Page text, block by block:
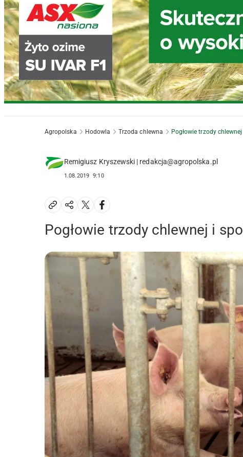
Agropolska Hodowla Trzoda chlewna Pogłowie trzody
Remigiusz Kryszewski | redakcja@agropolska.pl
1.08.2019 9:10
Pogłowie trzody chlewnej i